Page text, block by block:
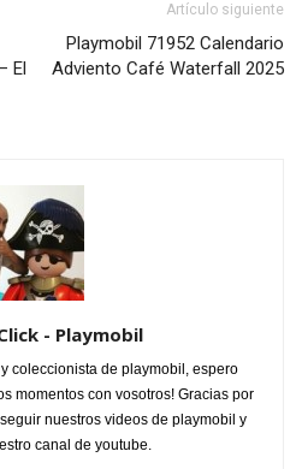
El
Artículo siguiente
Playmobil 71952 Calendario
Adviento Café Waterfall 2025
- Playmobil
coleccionista de playmobil, espero
momentos con vosotros! Gracias por
nuestros videos de playmobil y
canal de youtube.